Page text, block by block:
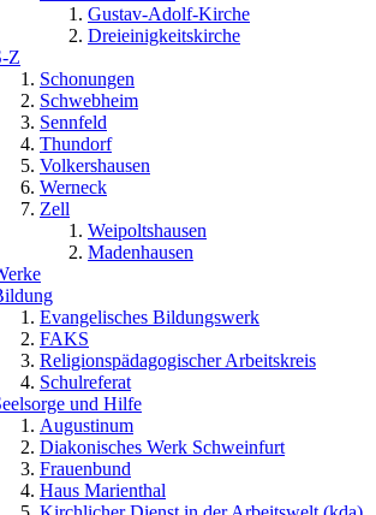
Gustav-Adolf-Kirche
Dreieinigkeitskirche
Z
Schonungen
Schwebheim
Sennfeld
Thundorf
Volkershausen
Werneck
Zell
Weipoltshausen
Madenhausen
Evangelisches Bildungswerk
FAKS
Religionspädagogischer Arbeitskreis
Schulreferat
und Hilfe
Augustinum
Diakonisches Werk Schweinfurt
Frauenbund
Haus Marienthal